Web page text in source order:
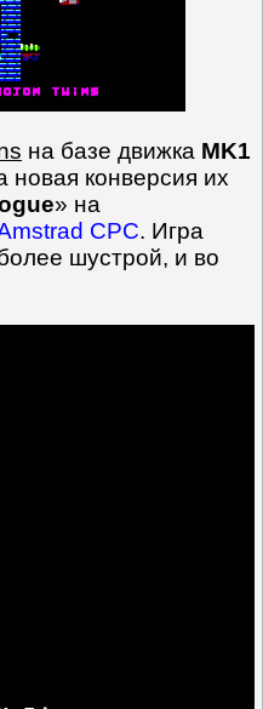
на базе движка MK1
конверсия их
» на
CPC. Игра
шустрой, и во